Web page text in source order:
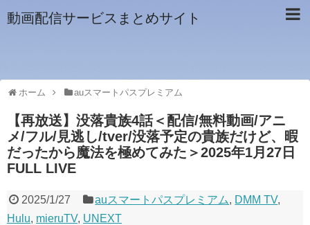
動画配信サービスまとめサイト
ホーム auスマートパスプレミアム
【再放送】没落貴族4話＜配信/無料動画/アニ
メ/フル/見逃し/tver/没落予定の貴族だけど、暇
だったから魔法を極めてみた＞2025年1月27日
FULL LIVE
2025/1/27 auスマートパスプレミアム, DMM TV,
Hulu, mieruTV, UNEXT